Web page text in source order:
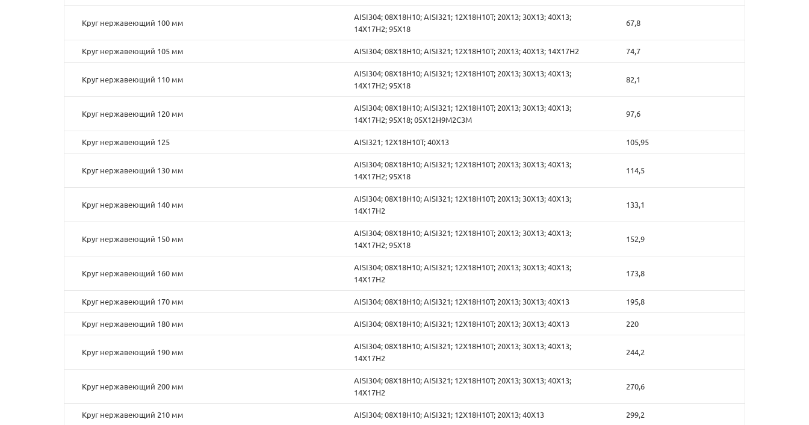
Круг нержавеющий 100 мм
AISI304; 08Х18Н10; AISI321; 12Х18Н10Т; 20Х13; 30Х13; 40Х13;
14Х17Н2; 95Х18
67,8
Круг нержавеющий 105 мм AISI304; 08Х18Н10; AISI321; 12Х18Н10Т; 20Х13; 40Х13; 14Х17Н2 74,7
Круг нержавеющий 110 мм
AISI304; 08Х18Н10; AISI321; 12Х18Н10Т; 20Х13; 30Х13; 40Х13;
14Х17Н2; 95Х18
82,1
Круг нержавеющий 120 мм
AISI304; 08Х18Н10; AISI321; 12Х18Н10Т; 20Х13; 30Х13; 40Х13;
14Х17Н2; 95Х18; 05Х12Н9М2С3М
97,6
Круг нержавеющий 125 AISI321; 12Х18Н10Т; 40Х13 105,95
Круг нержавеющий 130 мм
AISI304; 08Х18Н10; AISI321; 12Х18Н10Т; 20Х13; 30Х13; 40Х13;
14Х17Н2; 95Х18
114,5
Круг нержавеющий 140 мм
AISI304; 08Х18Н10; AISI321; 12Х18Н10Т; 20Х13; 30Х13; 40Х13;
14Х17Н2
133,1
Круг нержавеющий 150 мм
AISI304; 08Х18Н10; AISI321; 12Х18Н10Т; 20Х13; 30Х13; 40Х13;
14Х17Н2; 95Х18
152,9
Круг нержавеющий 160 мм
AISI304; 08Х18Н10; AISI321; 12Х18Н10Т; 20Х13; 30Х13; 40Х13;
14Х17Н2
173,8
Круг нержавеющий 170 мм AISI304; 08Х18Н10; AISI321; 12Х18Н10Т; 20Х13; 30Х13; 40Х13 195,8
Круг нержавеющий 180 мм AISI304; 08Х18Н10; AISI321; 12Х18Н10Т; 20Х13; 30Х13; 40Х13 220
Круг нержавеющий 190 мм
AISI304; 08Х18Н10; AISI321; 12Х18Н10Т; 20Х13; 30Х13; 40Х13;
14Х17Н2
244,2
Круг нержавеющий 200 мм
AISI304; 08Х18Н10; AISI321; 12Х18Н10Т; 20Х13; 30Х13; 40Х13;
14Х17Н2
270,6
Круг нержавеющий 210 мм AISI304; 08Х18Н10; AISI321; 12Х18Н10Т; 20Х13; 40Х13 299,2